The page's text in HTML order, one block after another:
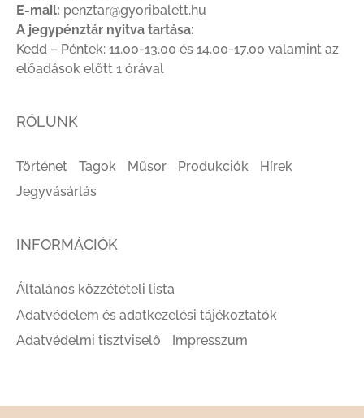
E-mail: penztar@gyoribalett.hu
A jegypénztár nyitva tartása:
Kedd – Péntek: 11.00-13.00 és 14.00-17.00 valamint az
előadások előtt 1 órával
RÓLUNK
Történet Tagok Műsor Produkciók
Hírek
Jegyvásárlás
INFORMÁCIÓK
Általános közzétételi lista
Adatvédelem és adatkezelési tájékoztatók
Adatvédelmi tisztviselő
Impresszum